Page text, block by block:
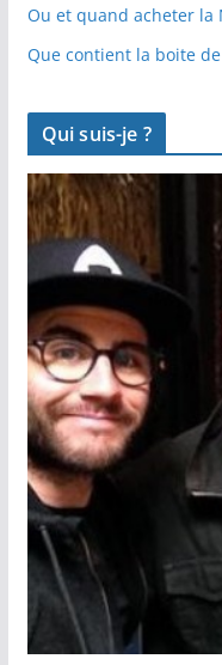
Ou et quand acheter la
Que contient la boite
Qui suis-je ?